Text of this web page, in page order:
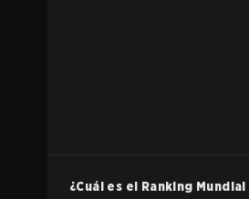
¿Cuál es el Ranking